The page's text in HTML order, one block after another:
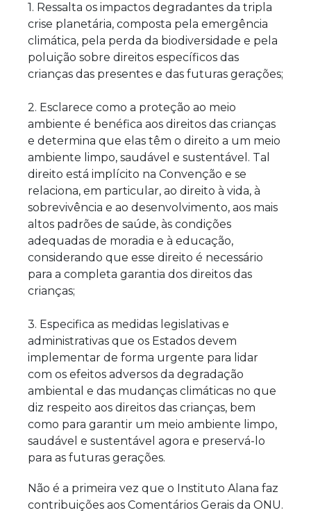
1. Ressalta os impactos degradantes da tripla
crise planetária, composta pela emergência
climática, pela perda da biodiversidade e pela
poluição sobre direitos específicos das
crianças das presentes e das futuras gerações;
2. Esclarece como a proteção ao meio
ambiente é benéfica aos direitos das crianças
e determina que elas têm o direito a um meio
ambiente limpo, saudável e sustentável. Tal
direito está implícito na Convenção e se
relaciona, em particular, ao direito à vida, à
sobrevivência e ao desenvolvimento, aos mais
altos padrões de saúde, às condições
adequadas de moradia e à educação,
considerando que esse direito é necessário
para a completa garantia dos direitos das
crianças;
3. Especifica as medidas legislativas e
administrativas que os Estados devem
implementar de forma urgente para lidar
com os efeitos adversos da degradação
ambiental e das mudanças climáticas no que
diz respeito aos direitos das crianças, bem
como para garantir um meio ambiente limpo,
saudável e sustentável agora e preservá-lo
para as futuras gerações.
Não é a primeira vez que o Instituto Alana faz
contribuições aos Comentários Gerais da ONU.